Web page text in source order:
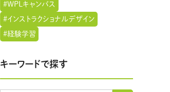
#WPLキャンバス
#インストラクショナルデザイン
#経験学習
キーワードで探す